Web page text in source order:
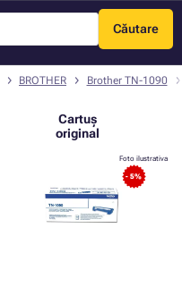
Căutare
Meniu
BROTHER Brother TN-1090
Cartuș
original
Foto ilustrativa
- 5%